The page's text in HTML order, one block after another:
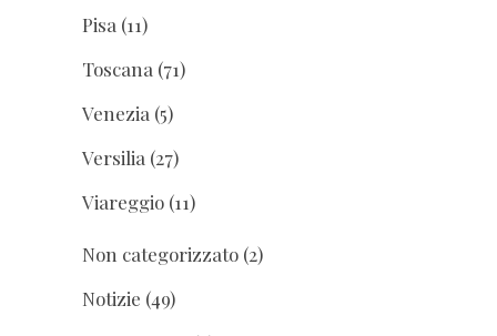
Pisa (11)
Toscana (71)
Venezia (5)
Versilia (27)
Viareggio (11)
Non categorizzato (2)
Notizie (49)